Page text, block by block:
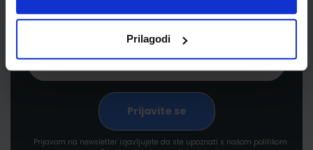
Prilagodi
pogodnostima
Prijavom na newsletter izjavljujete da ste upoznati s našom politikom